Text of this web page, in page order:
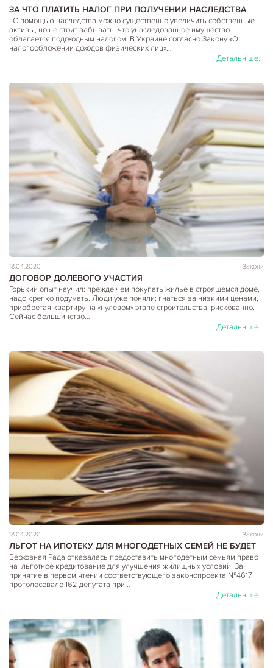
ЗА ЧТО ПЛАТИТЬ НАЛОГ ПРИ ПОЛУЧЕНИИ НАСЛЕДСТВА
С помощью наследства можно существенно увеличить собственные
активы, но не стоит забывать, что унаследованное имущество
облагается подоходным налогом. В Украине согласно Закону «О
налогообложении доходов физических лиц»…
Детальніше...
18.04.2020 Закони
ДОГОВОР ДОЛЕВОГО УЧАСТИЯ
Горький опыт научил: прежде чем покупать жилье в строящемся доме,
надо крепко подумать. Люди уже поняли: гнаться за низкими ценами,
приобретая квартиру на «нулевом» этапе строительства, рискованно.
Сейчас большинство…
Детальніше...
18.04.2020 Закони
ЛЬГОТ НА ИПОТЕКУ ДЛЯ МНОГОДЕТНЫХ СЕМЕЙ НЕ БУДЕТ
Верховная Рада отказалась предоставить многодетным семьям право
на льготное кредитование для улучшения жилищных условий. За
принятие в первом чтении соответствующего законопроекта №4617
проголосовало 162 депутата при…
Детальніше...